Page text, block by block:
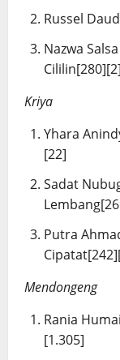
Russel
Nazwa
Cililin[280][2]
Kriya
Yhara
[22]
Sadat
Putra
Mendongeng
Rania
[1.305]